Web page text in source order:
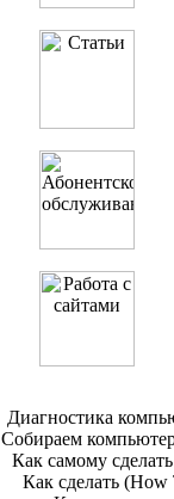
Диагностика
Собираем
Как самому сделать
Как сделать (How